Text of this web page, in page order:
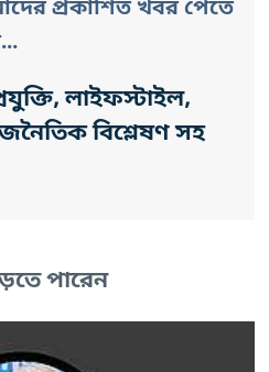
প্রকাশিত খবর পেতে
লাইফস্টাইল,
বিশ্লেষণ সহ
পারেন